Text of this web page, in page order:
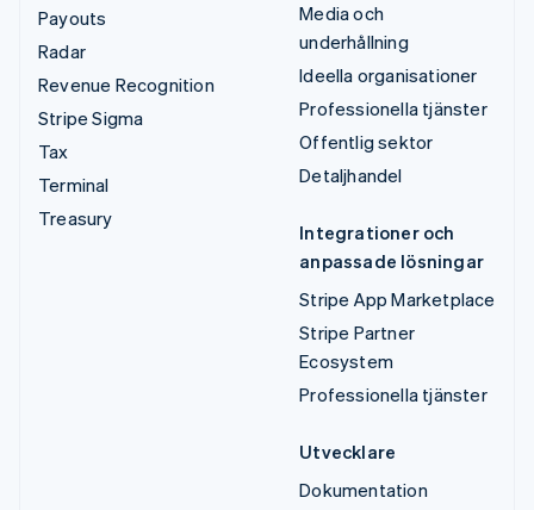
Payouts
Radar
Revenue Recognition
Stripe Sigma
Tax
Terminal
Treasury
Media och
underhållning
Ideella organisationer
Professionella tjänster
Offentlig sektor
Detaljhandel
Integrationer och
anpassade lösningar
Stripe App Marketplace
Stripe Partner
Ecosystem
Professionella tjänster
Utvecklare
Dokumentation